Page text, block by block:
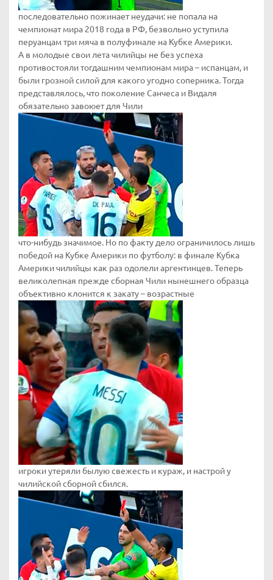
последовательно пожинает неудачи: не попала на
чемпионат мира 2018 года в РФ, безвольно уступила
перуанцам три мяча в полуфинале на Кубке Америки.
А в молодые свои лета чилийцы не без успеха
противостояли тогдашним чемпионам мира – испанцам, и
были грозной силой для какого угодно соперника. Тогда
представлялось, что поколение Санчеса и Видаля
обязательно завоюет для Чили
что-нибудь значимое. Но по факту дело ограничилось лишь
победой на Кубке Америки по футболу: в финале Кубка
Америки чилийцы как раз одолели аргентинцев. Теперь
великолепная прежде сборная Чили нынешнего образца
объективно клонится к закату – возрастные
игроки утеряли былую свежесть и кураж, и настрой у
чилийской сборной сбился.